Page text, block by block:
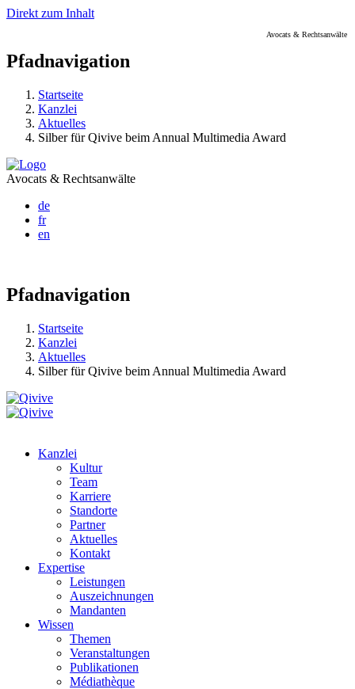
Direkt zum Inhalt
Avocats & Rechtsanwälte
Pfadnavigation
Startseite
Kanzlei
Aktuelles
Silber für Qivive beim Annual Multimedia Award
Avocats & Rechtsanwälte
de
fr
en
Pfadnavigation
Startseite
Kanzlei
Aktuelles
Silber für Qivive beim Annual Multimedia Award
Kanzlei
Kultur
Team
Karriere
Standorte
Partner
Aktuelles
Kontakt
Expertise
Leistungen
Auszeichnungen
Mandanten
Wissen
Themen
Veranstaltungen
Publikationen
Médiathèque